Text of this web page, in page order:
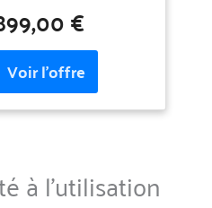
Ajustables
Fonctionnalités
combinant
et confort.
à son système de
freinage à air et à son tirage
à chaîne, il est
comme une
ajustable vous
€
à l’utilisation